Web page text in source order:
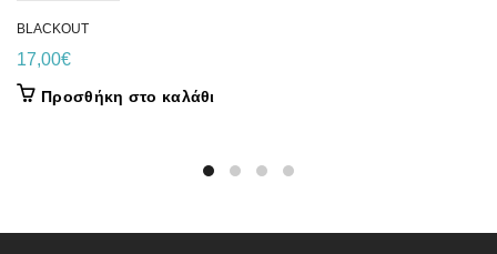
BLACKOUT
17,00€
Προσθήκη στο καλάθι